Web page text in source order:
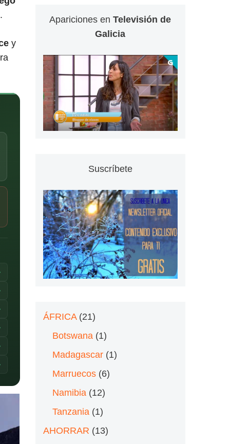
y
Apariciones enTelevisión de
Galicia
Suscríbete
ÁFRICA(21)
Botswana(1)
Madagascar(1)
Marruecos(6)
Namibia(12)
Tanzania(1)
AHORRAR (13)